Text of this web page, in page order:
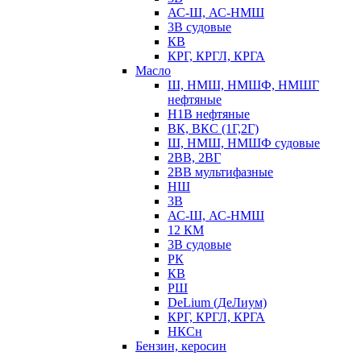
АС-Ш, АС-НМШ
3В судовые
КВ
КРГ, КРГЛ, КРГА
Масло
Ш, НМШ, НМШФ, НМШГ
нефтяные
Н1В нефтяные
ВК, ВКС (1Г,2Г)
Ш, НМШ, НМШФ судовые
2ВВ, 2ВГ
2ВВ мультифазные
НШ
3В
АС-Ш, АС-НМШ
12 КМ
3В судовые
РК
КВ
РШ
DeLium (ДеЛиум)
КРГ, КРГЛ, КРГА
НКСн
Бензин, керосин